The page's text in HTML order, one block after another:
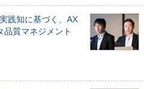
践知に基づく、AX
品質マネジメント